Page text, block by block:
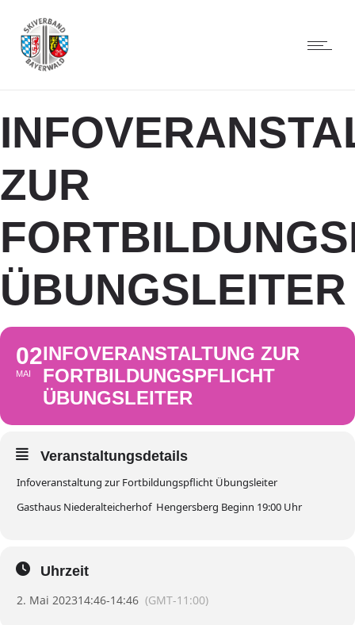
ZUR
ÜBUNGSLEITER
02
MAI
INFOVERANSTALTUNG ZUR
FORTBILDUNGSPFLICHT
ÜBUNGSLEITER
Veranstaltungsdetails
Infoveranstaltung zur Fortbildungspflicht Übungsleiter
Gasthaus Niederalteicherhof Hengersberg Beginn 19:00 Uhr
Uhrzeit
2. Mai 202314:46-14:46 (GMT-11:00)